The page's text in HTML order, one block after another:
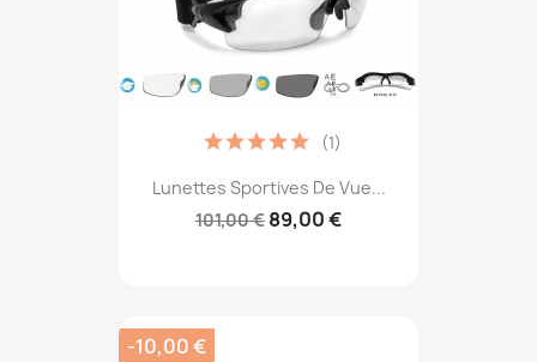
Lunettes Sportives De Vue...
101,00 € 89,00 €
(1)
-10,00 €